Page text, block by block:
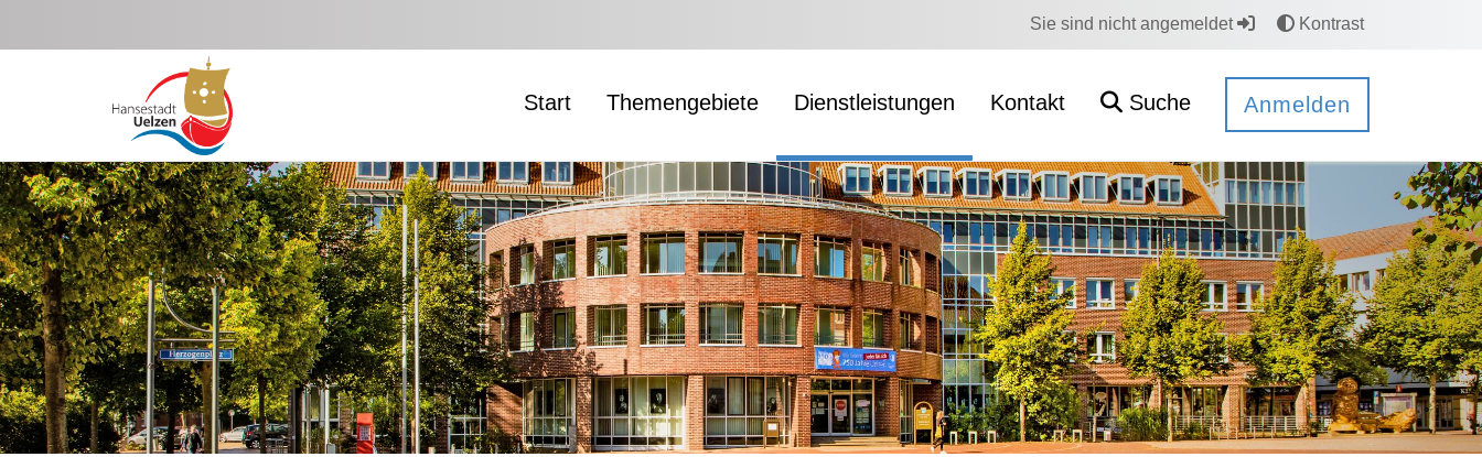
Sie sind nicht angemeldet Kontrast
Start Themengebiete Dienstleistungen Kontakt Suche Anmelden